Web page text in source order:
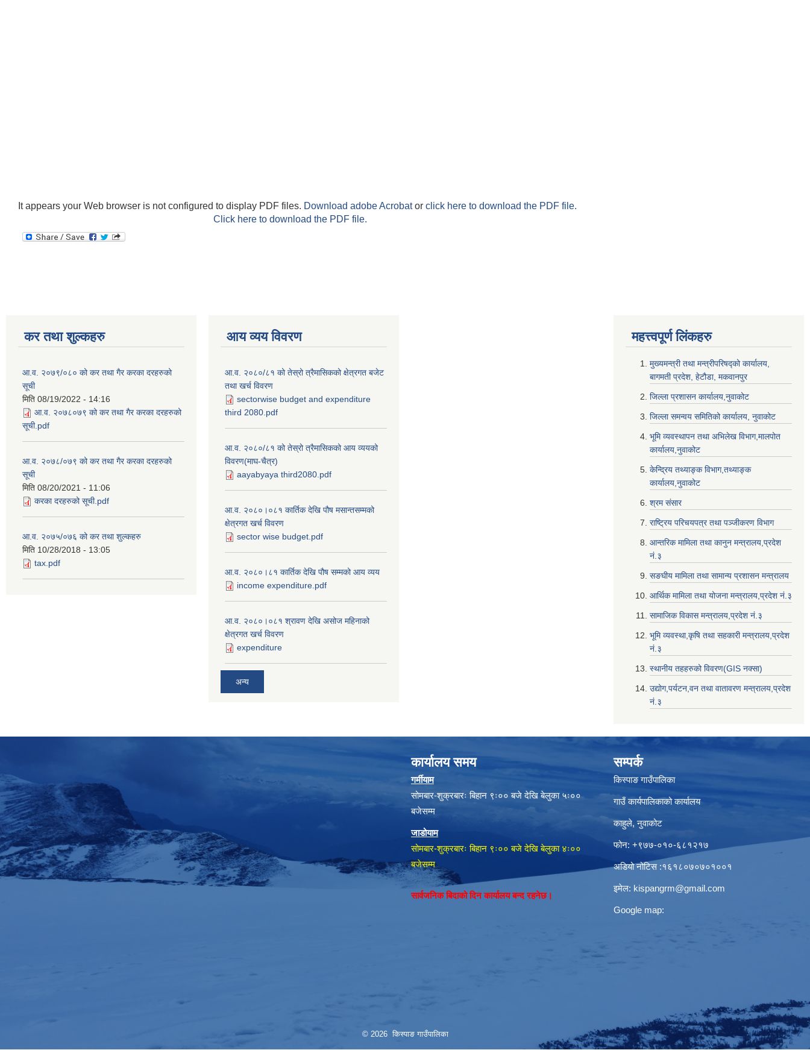
It appears your Web browser is not configured to display PDF files. Download adobe Acrobator click here to download the PDF file.
Click here to download the PDF file.
कर तथा शुल्कहरु
आ.व. २०७९/०८० को कर तथा गैर करका दरहरुको
सूची
मिति 08/19/2022 - 14:16
आ.व. २०७८०७९ को कर तथा गैर करका दरहरुको
सूची.pdf
आ.व. २०७८/०७९ को कर तथा गैर करका दरहरुको
सूची
मिति 08/20/2021 - 11:06
करका दरहरुको सूची.pdf
आ.व. २०७५/०७६ को कर तथा शुल्कहरु
मिति 10/28/2018 - 13:05
tax.pdf
आय व्यय विवरण
आ.व. २०८०/८१ को तेस्रो त्रैमासिकको क्षेत्रगत बजेट
तथा खर्च विवरण
sectorwise budget and expenditure
third 2080.pdf
आ.व. २०८०/८१ को तेस्रो त्रैमासिकको आय व्ययको
विवरण(माघ-चैत्र)
aayabyaya third2080.pdf
आ.व. २०८०।०८१ कार्तिक देखि पौष मसान्तसम्मको
क्षेत्रगत खर्च विवरण
sector wise budget.pdf
आ.व. २०८०।८१ कार्तिक देखि पौष सम्मको आय व्यय
income expenditure.pdf
आ.व. २०८०।०८१ श्रावण देखि असोज महिनाको
क्षेत्रगत खर्च विवरण
expenditure
अन्य
महत्त्वपूर्ण लि‌ंकहरु
मुख्यमन्त्री तथा मन्त्रीपरिषद्को कार्यालय,
बागमती प्रदेश, हेटौडा, मकवानपुर
जिल्ला प्रशासन कार्यालय,नुवाकोट
जिल्ला समन्वय समितिको कार्यालय, नुवाकोट
भूमि व्यवस्थापन तथा अभिलेख विभाग,मालपोत
कार्यालय,नुवाकोट
केन्द्रिय तथ्याङ्क विभाग,तथ्याङ्क
कार्यालय,नुवाकोट
श्रम संसार
राष्ट्रिय परिचयपत्र तथा पञ्जीकरण विभाग
आन्तरिक मामिला तथा कानुन मन्त्रालय,प्रदेश
नं‌‍‌‍.३
सङघीय मामिला तथा सामान्य प्रशासन मन्त्रालय
आर्थिक मामिला तथा योजना मन्त्रालय,प्रदेश नं‌‍‌‍.३
सामाजिक विकास मन्त्रालय,प्रदेश नं‌‍‌‍.३
भूमि व्यवस्था,कृषि तथा सहकारी मन्त्रालय,प्रदेश
नं‌‍‌‍.३
स्थानीय तहहरुको विवरण(GIS नक्सा)
उद्योग,पर्यटन,वन तथा वातावरण मन्त्रालय,प्रदेश
नं‌‍‌‍.३
कार्यालय समय
गर्मीयाम
सोमबार-शुक्रबारः बिहान ९ः०० बजे देखि बेलुका ५ः००
बजेसम्म
जाडोयाम
सोमबार-शुक्रबारः बिहान ९ः०० बजे देखि बेलुका ४ः००
बजेसम्म
सार्वजनिक बिदाको दिन कार्यालय बन्द रहनेछ।
सम्पर्क
किस्पाङ गाउँपालिका
गाउँ कार्यपालिकाको कार्यालय
काहुले‍‍, नुवाकोट
फोन: ‌+९७७-०१०-६८१२१७
अडियो नोटिस ‌‍:१६१८०७०७०१००१
इमेल: kispangrm@gmail.com
Google map:
© 2026 किस्पाङ गाउँपालिका